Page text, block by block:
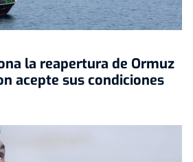
la reapertura de Ormuz
acepte sus condiciones